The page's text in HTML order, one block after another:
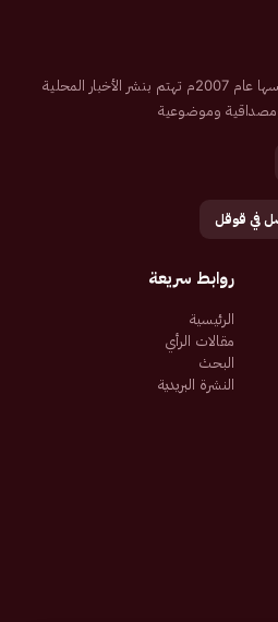
صحيفة إلكترونية سعودية تم تأسيسها عام 2007م تهتم بنشر الأخبار المحلية
ومصداقية وموضوعية
في قوقل
روابط سريعة
الرئيسية
مقالات الرأي
البحث
النشرة البريدية